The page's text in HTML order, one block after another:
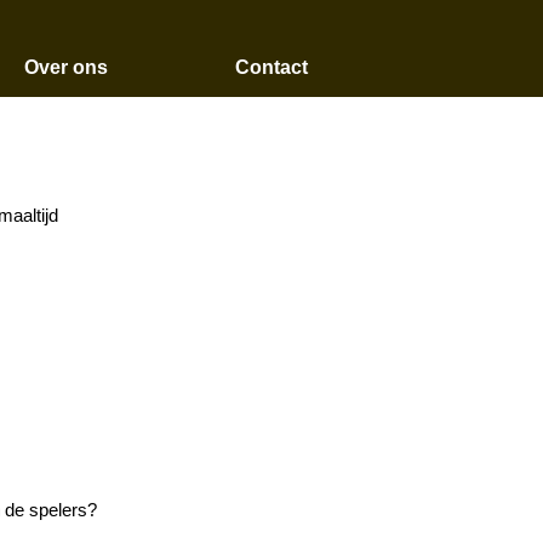
Over ons Contact
de spelers?